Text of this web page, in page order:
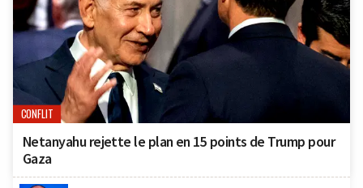
CONFLIT
Netanyahu rejette le plan en 15 points de Trump pour
Gaza